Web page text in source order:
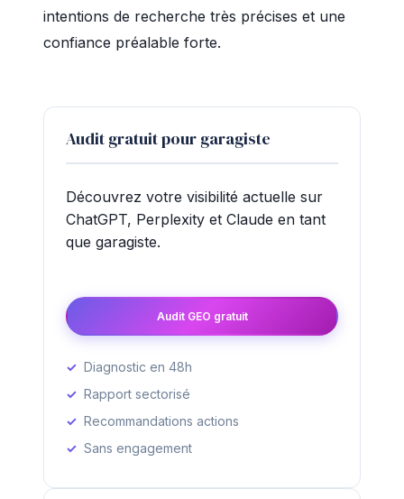
intentions de recherche très précises et une
confiance préalable forte.
Audit gratuit pour garagiste
Découvrez votre visibilité actuelle sur
ChatGPT, Perplexity et Claude en tant
que garagiste.
Audit GEO gratuit
Diagnostic en 48h
Rapport sectorisé
Recommandations actions
Sans engagement